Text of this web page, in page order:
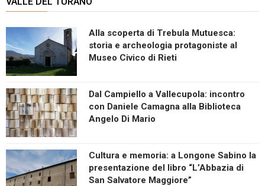
Alla scoperta di Trebula Mutuesca:
storia e archeologia protagoniste al
Museo Civico di Rieti
Dal Campiello a Vallecupola: incontro
con Daniele Camagna alla Biblioteca
Angelo Di Mario
Cultura e memoria: a Longone Sabino la
presentazione del libro “L’Abbazia di
San Salvatore Maggiore”